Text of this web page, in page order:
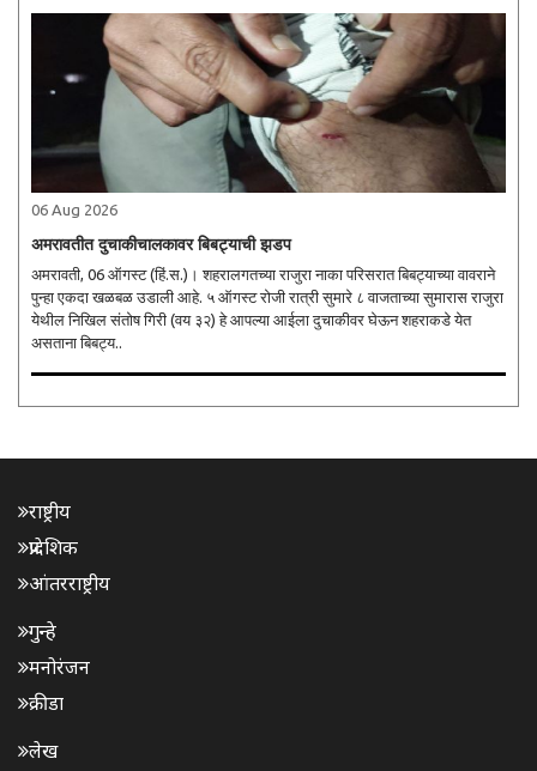
06 Aug 2026
अमरावतीत दुचाकीचालकावर बिबट्याची झडप
अमरावती, 06 ऑगस्ट (हिं.स.)। शहरालगतच्या राजुरा नाका परिसरात बिबट्याच्या वावराने
पुन्हा एकदा खळबळ उडाली आहे. ५ ऑगस्ट रोजी रात्री सुमारे ८ वाजताच्या सुमारास राजुरा
येथील निखिल संतोष गिरी (वय ३२) हे आपल्या आईला दुचाकीवर घेऊन शहराकडे येत
असताना बिबट्य..
राष्ट्रीय
प्रादेशिक
आंतरराष्ट्रीय
गुन्हे
मनोरंजन
क्रीडा
लेख